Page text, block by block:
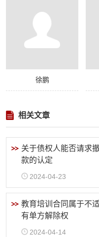
徐鹏
相关文章
关于债权人能否请求
款的认定
2024-04-23
教育培训合同属于不
有单方解除权
2024-04-14